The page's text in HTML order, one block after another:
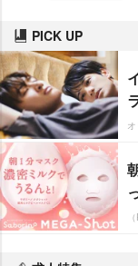
PICK UP